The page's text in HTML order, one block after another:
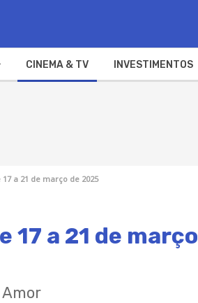
CINEMA & TV INVESTIMENTOS
a 21 de março de 2025
17 a 21 de março